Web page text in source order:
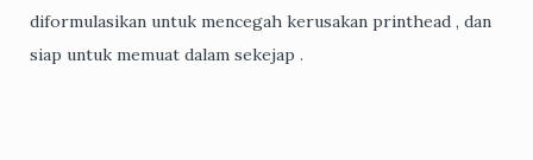
diformulasikan untuk mencegah kerusakan printhead , dan
siap untuk memuat dalam sekejap .